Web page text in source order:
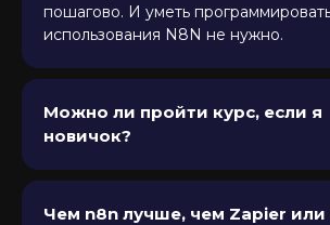
пошагово. И уметь
использования N8N не нужно.
Можно ли пройти курс, если я
новичок?
Чем n8n лучше, чем Zapier или